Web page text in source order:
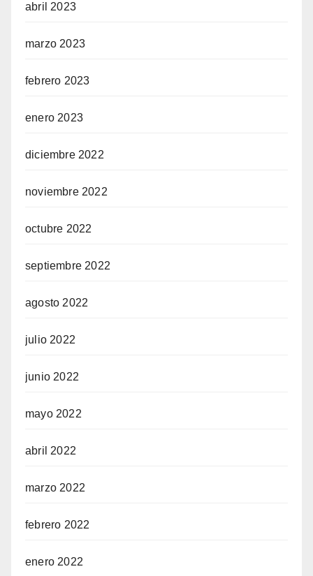
abril 2023
marzo 2023
febrero 2023
enero 2023
diciembre 2022
noviembre 2022
octubre 2022
septiembre 2022
agosto 2022
julio 2022
junio 2022
mayo 2022
abril 2022
marzo 2022
febrero 2022
enero 2022